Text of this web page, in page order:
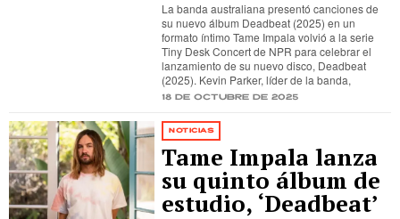
La banda australiana presentó canciones de
su nuevo álbum Deadbeat (2025) en un
formato íntimo Tame Impala volvió a la serie
Tiny Desk Concert de NPR para celebrar el
lanzamiento de su nuevo disco, Deadbeat
(2025). Kevin Parker, líder de la banda,
18 de octubre de 2025
NOTICIAS
Tame Impala lanza
su quinto álbum de
estudio, ‘Deadbeat’